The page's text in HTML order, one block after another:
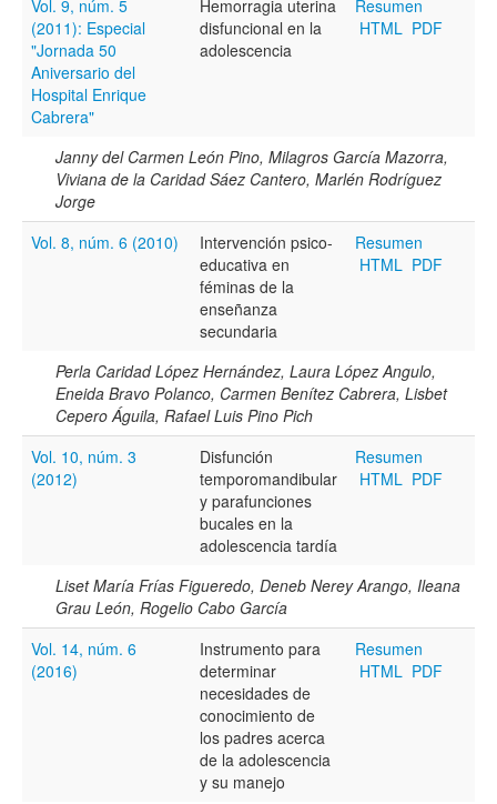
Vol. 9, núm. 5
(2011): Especial
"Jornada 50
Aniversario del
Hospital Enrique
Cabrera"
Hemorragia uterina
disfuncional en la
adolescencia
Resumen
HTML PDF
Janny del Carmen León Pino, Milagros García Mazorra,
Viviana de la Caridad Sáez Cantero, Marlén Rodríguez
Jorge
Vol. 8, núm. 6 (2010)
Intervención psico-
educativa en
féminas de la
enseñanza
secundaria
Resumen
HTML PDF
Perla Caridad López Hernández, Laura López Angulo,
Eneida Bravo Polanco, Carmen Benítez Cabrera, Lisbet
Cepero Águila, Rafael Luis Pino Pich
Vol. 10, núm. 3
(2012)
Disfunción
temporomandibular
y parafunciones
bucales en la
adolescencia tardía
Resumen
HTML PDF
Liset María Frías Figueredo, Deneb Nerey Arango, Ileana
Grau León, Rogelio Cabo García
Vol. 14, núm. 6
(2016)
Instrumento para
determinar
necesidades de
conocimiento de
los padres acerca
de la adolescencia
y su manejo
Resumen
HTML PDF